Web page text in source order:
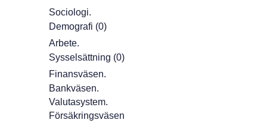
Sociologi.
Demografi (0)
Arbete.
Sysselsättning (0)
Finansväsen.
Bankväsen.
Valutasystem.
Försäkringsväsen